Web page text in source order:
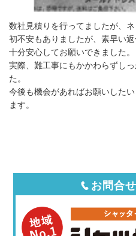
数社見積りを行ってましたが、
初不安もありましたが、素早い
十分安心してお願いできました。
実際、難工事にもかかわらずし
た。
今後も機会があればお願いした
ます。
お問合